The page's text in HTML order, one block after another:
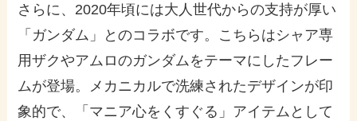
さらに、2020年頃には大人世代からの支持が厚い
「ガンダム」とのコラボです。こちらはシャア専
用ザクやアムロのガンダムをテーマにしたフレー
ムが登場。メカニカルで洗練されたデザインが印
象的で、「マニア心をくすぐる」アイテムとして